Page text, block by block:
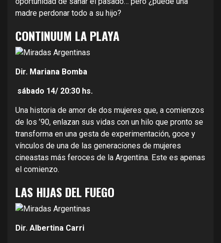
madre perdonar todo a su hijo?
CONTINUUM LA PLAYA
Dir. Mariana Bomba
sábado 14/ 20:30 hs.
Una historia de amor de dos mujeres que, a comienzos
de los ’90, enlazan sus vidas con un hilo que pronto se
transforma en una gesta de experimentación, goce y
vínculos de una de las generaciones de mujeres
cineastas más feroces de la Argentina. Este es apenas
el comienzo.
LAS HIJAS DEL FUEGO
Dir. Albertina Carri